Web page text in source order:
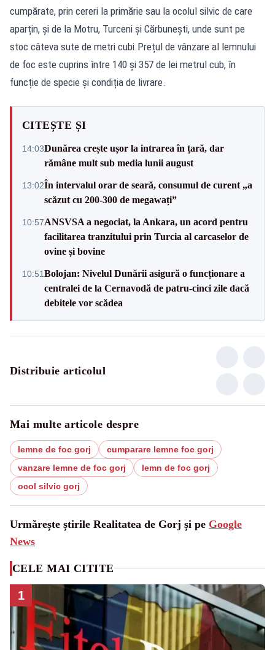
cumpărate, prin cereri la primărie sau la ocolul silvic de care
aparțin, și de la Motru, Turceni și Cărbunești, unde sunt pe
stoc câteva sute de metri cubi.Prețul de vânzare al lemnului
de foc este cuprins între 140 și 357 de lei metrul cub, în
funcție de specie și condiția de livrare.
CITEȘTE ȘI
14:03Dunărea crește ușor la intrarea în țară, dar
rămâne mult sub media lunii august
13:02În intervalul orar de seară, consumul de curent „a
scăzut cu 200-300 de megawați”
10:57ANSVSA a negociat, la Ankara, un acord pentru
facilitarea tranzitului prin Turcia al carcaselor de
ovine și bovine
10:51Bolojan: Nivelul Dunării asigură o funcționare a
centralei de la Cernavodă de patru-cinci zile dacă
debitele vor scădea
Distribuie articolul
Mai multe articole despre
lemne de foc gorj
cumparare lemne foc gorj
vanzare lemne de foc gorj
lemn de foc gorj
ocol silvic gorj
Urmărește știrile Realitatea de Gorj și pe Google
News
CELE MAI CITITE
1